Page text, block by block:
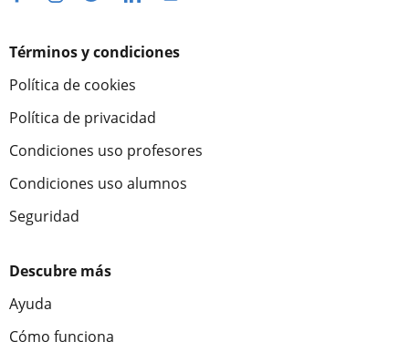
Términos y condiciones
Política de cookies
Política de privacidad
Condiciones uso profesores
Condiciones uso alumnos
Seguridad
Descubre más
Ayuda
Cómo funciona